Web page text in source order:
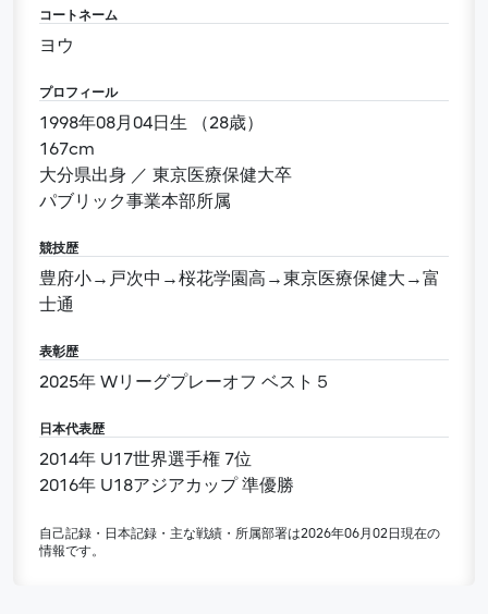
コートネーム
ヨウ
プロフィール
1998年08月04日生 （28歳）
167cm
大分県出身 ／ 東京医療保健大卒
パブリック事業本部所属
競技歴
豊府小→戸次中→桜花学園高→東京医療保健大→富
士通
表彰歴
2025年 Wリーグプレーオフ ベスト５
日本代表歴
2014年 U17世界選手権 7位
2016年 U18アジアカップ 準優勝
自己記録・日本記録・主な戦績・所属部署は2026年06月02日現在の
情報です。